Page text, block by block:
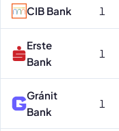
CIB Bank 1
Erste
Bank
1
Gránit
Bank
1